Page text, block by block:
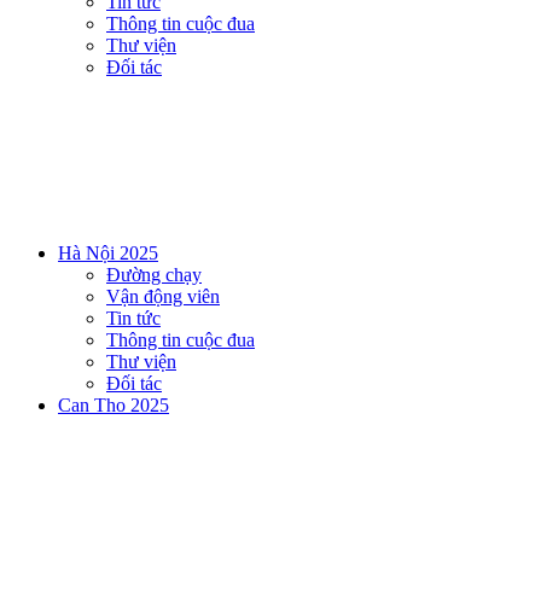
Thông tin cuộc đua
Thư viện
Đối tác
Hà Nội 2025
Đường chạy
Vận động viên
Tin tức
Thông tin cuộc đua
Thư viện
Đối tác
Can Tho 2025